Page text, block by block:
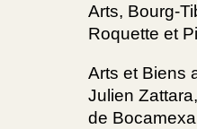
Arts, Bourg-
Roquette et
Arts et Biens
Julien
de